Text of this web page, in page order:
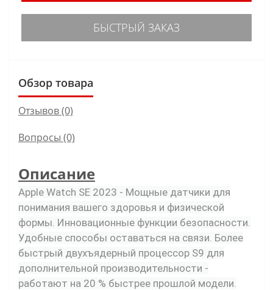
БЫСТРЫЙ ЗАКАЗ
Обзор товара
Отзывов (0)
Вопросы (0)
Описание
Apple Watch SE 2023 - Мощные датчики для
понимания вашего здоровья и физической
формы. Инновационные функции безопасности.
Удобные способы оставаться на связи. Более
быстрый двухъядерный процессор S9 для
дополнительной производительности -
работают на 20 % быстрее прошлой модели.